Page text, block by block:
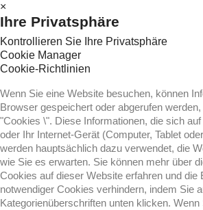
×
Ihre Privatsphäre
Kontrollieren Sie Ihre Privatsphäre
Cookie Manager
Cookie-Richtlinien
Wenn Sie eine Website besuchen, können
Browser gespeichert oder abgerufen
"Cookies \". Diese Informationen, die sich
oder Ihr Internet-Gerät (Computer, Tablet
werden hauptsächlich dazu verwendet, die
wie Sie es erwarten. Sie können mehr über
Cookies auf dieser Website erfahren und die
notwendiger Cookies verhindern, indem Sie
Kategorienüberschriften unten klicken. Wenn